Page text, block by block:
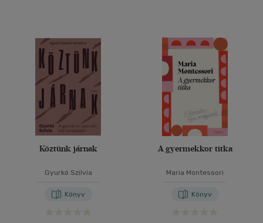
Köztünk járnak
Gyurkó Szilvia
Könyv
A gyermekkor titka
Maria Montessori
Könyv